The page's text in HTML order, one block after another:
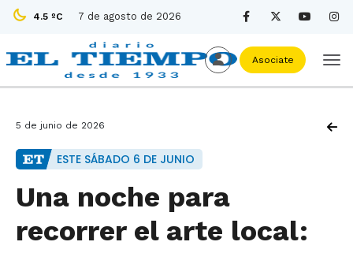
4.5 ºC 7 de agosto de 2026
Asociate
5 de junio de 2026
ESTE SÁBADO 6 DE JUNIO
Una noche para
recorrer el arte local: